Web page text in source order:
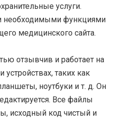
услуги.
необходимыми функциями
медицинского сайта.
отзывчив и работает на
устройствах, таких как
ноутбуки и т. д. Он
Все файлы
исходный код чистый и